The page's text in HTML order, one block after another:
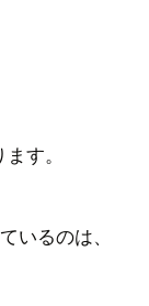
す。
いるのは、